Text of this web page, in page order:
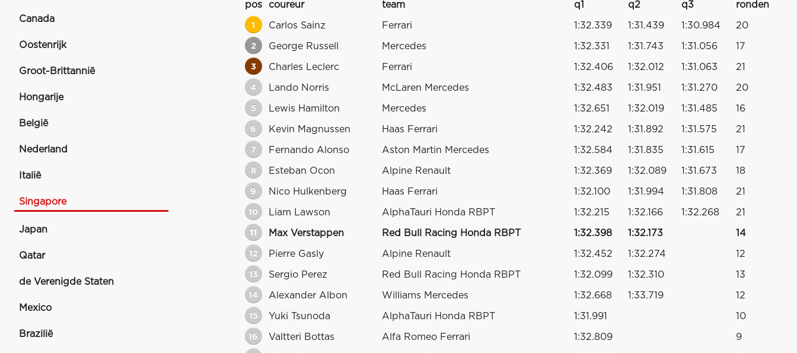
Canada
Oostenrijk
Groot-Brittannië
Hongarije
België
Nederland
Italië
Singapore
Japan
Qatar
de Verenigde Staten
Mexico
Brazilië
pos coureur team q1 q2 q3 ronden
1 Carlos Sainz Ferrari 1:32.339 1:31.439 1:30.984 20
2 George Russell Mercedes 1:32.331 1:31.743 1:31.056 17
3 Charles Leclerc Ferrari 1:32.406 1:32.012 1:31.063 21
4 Lando Norris McLaren Mercedes 1:32.483 1:31.951 1:31.270 20
5 Lewis Hamilton Mercedes 1:32.651 1:32.019 1:31.485 16
6 Kevin Magnussen Haas Ferrari 1:32.242 1:31.892 1:31.575 21
7 Fernando Alonso Aston Martin Mercedes 1:32.584 1:31.835 1:31.615 17
8 Esteban Ocon Alpine Renault 1:32.369 1:32.089 1:31.673 18
9 Nico Hulkenberg Haas Ferrari 1:32.100 1:31.994 1:31.808 21
10 Liam Lawson AlphaTauri Honda RBPT 1:32.215 1:32.166 1:32.268 21
11 Max Verstappen Red Bull Racing Honda RBPT 1:32.398 1:32.173 14
12 Pierre Gasly Alpine Renault 1:32.452 1:32.274 12
13 Sergio Perez Red Bull Racing Honda RBPT 1:32.099 1:32.310 13
14 Alexander Albon Williams Mercedes 1:32.668 1:33.719 12
15 Yuki Tsunoda AlphaTauri Honda RBPT 1:31.991 10
16 Valtteri Bottas Alfa Romeo Ferrari 1:32.809 9